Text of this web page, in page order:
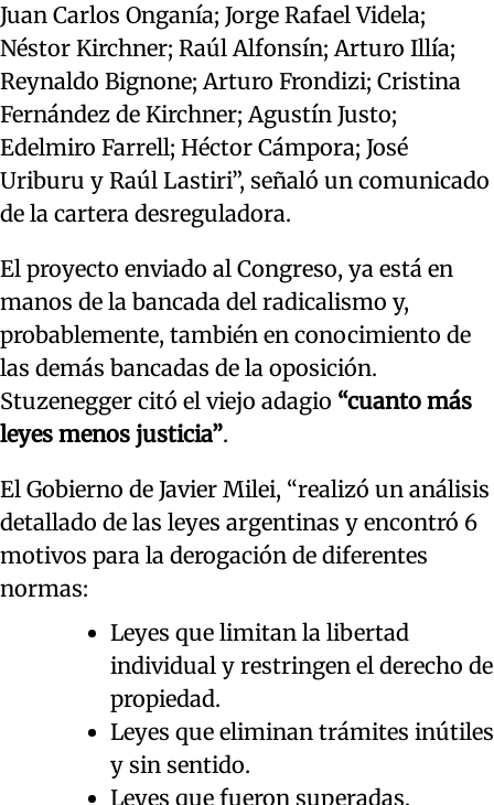
Juan Carlos Onganía; Jorge Rafael Videla;
Néstor Kirchner; Raúl Alfonsín; Arturo Illía;
Reynaldo Bignone; Arturo Frondizi; Cristina
Fernández de Kirchner; Agustín Justo;
Edelmiro Farrell; Héctor Cámpora; José
Uriburu y Raúl Lastiri”, señaló un comunicado
de la cartera desreguladora.
El proyecto enviado al Congreso, ya está en
manos de la bancada del radicalismo y,
probablemente, también en conocimiento de
las demás bancadas de la oposición.
Stuzenegger citó el viejo adagio “cuanto más
leyes menos justicia”.
El Gobierno de Javier Milei, “realizó un análisis
detallado de las leyes argentinas y encontró 6
motivos para la derogación de diferentes
normas:
Leyes que limitan la libertad
individual y restringen el derecho de
propiedad.
Leyes que eliminan trámites inútiles
y sin sentido.
Leyes que fueron superadas,